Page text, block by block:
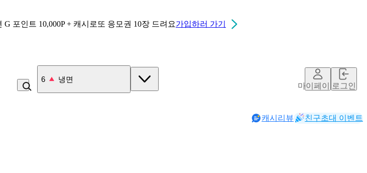
G 포인트 10,000P + 캐시로또 응모권 10장 드려요가입하러 가기
7 김치
마이페이지로그인
캐시리뷰 친구초대 이벤트